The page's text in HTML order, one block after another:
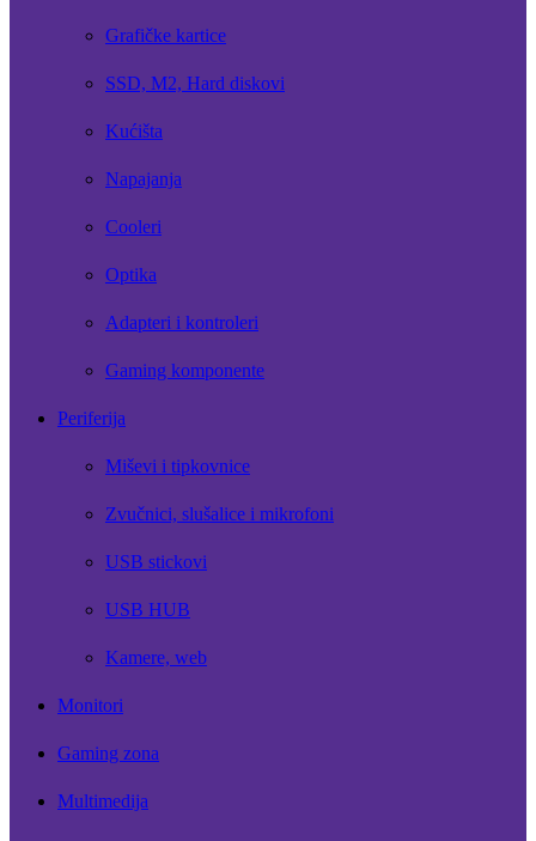
Grafičke kartice
SSD, M2, Hard diskovi
Kućišta
Napajanja
Cooleri
Optika
Adapteri i kontroleri
Gaming komponente
Periferija
Miševi i tipkovnice
Zvučnici, slušalice i mikrofoni
USB stickovi
USB HUB
Kamere, web
Monitori
Gaming zona
Multimedija